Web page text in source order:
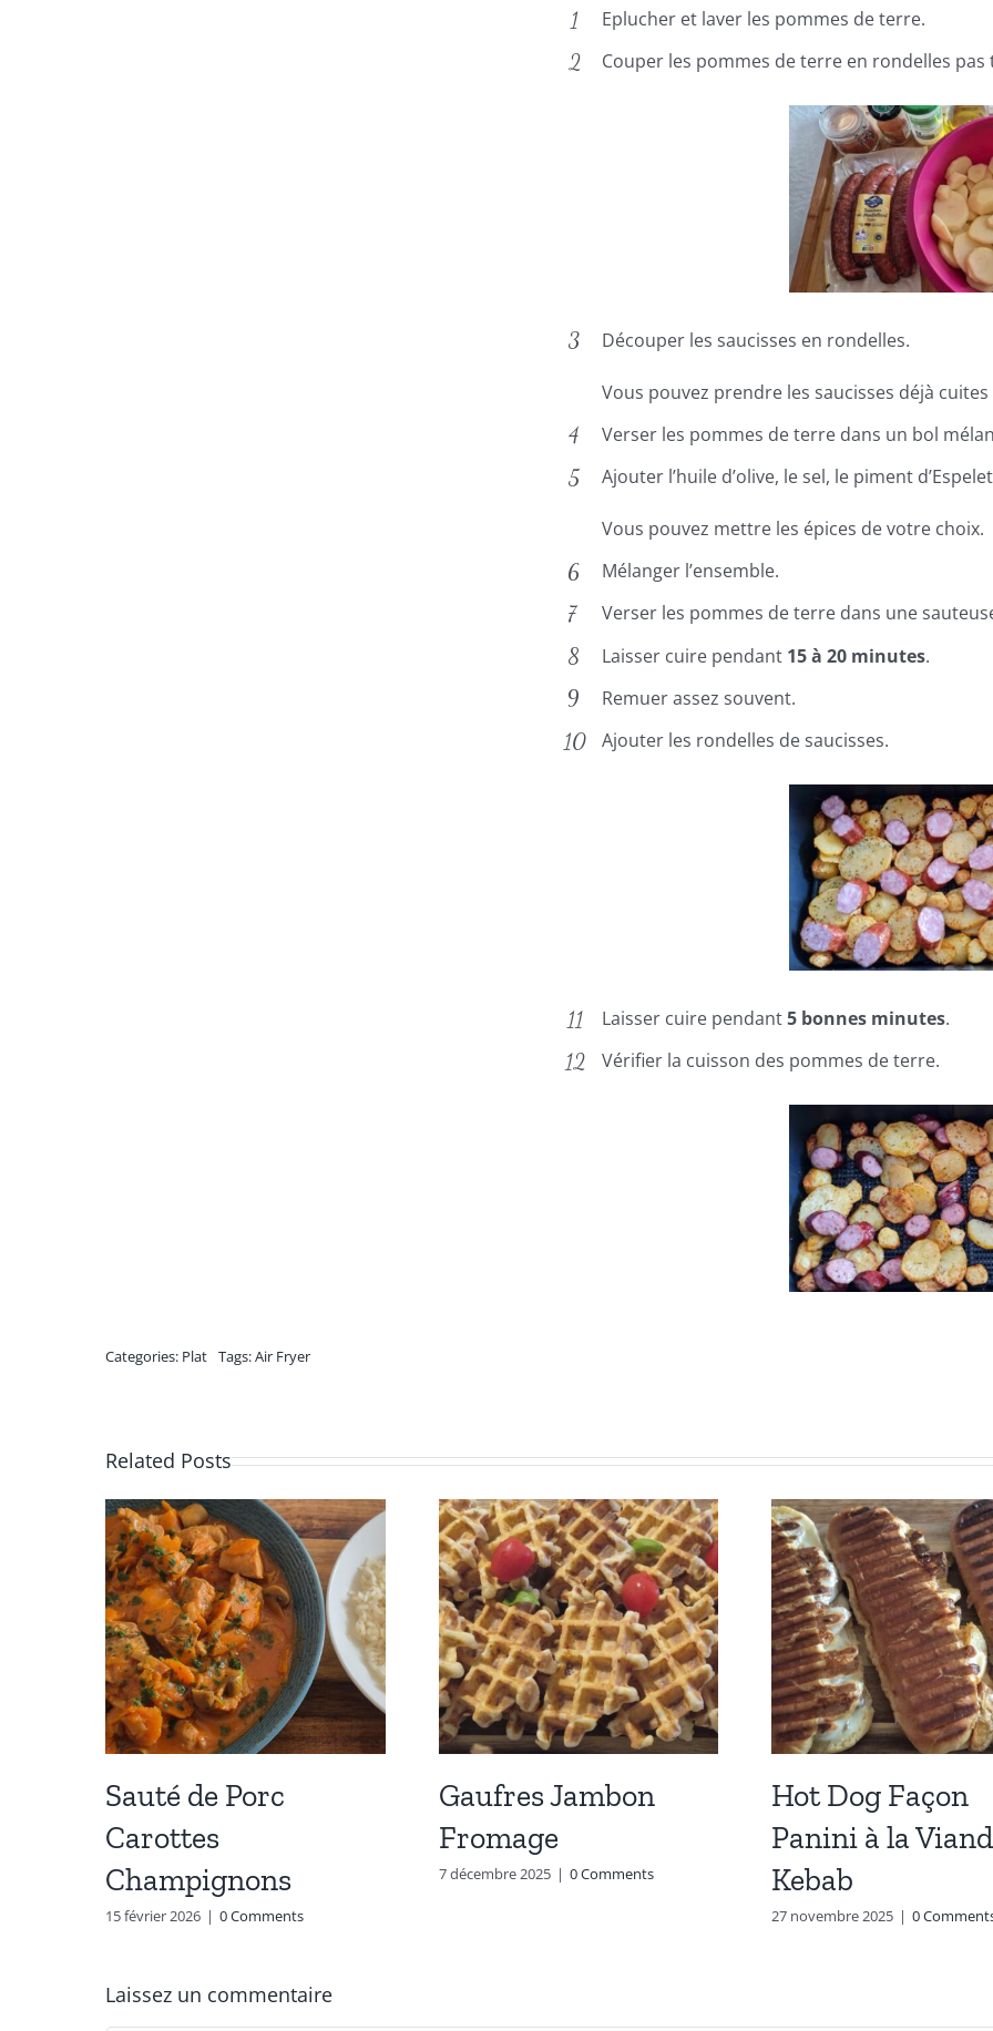
Eplucher et laver les pommes de terre.
Couper les pommes de terre en rondelles pas
Découper les saucisses en rondelles.
Vous pouvez prendre les saucisses déjà
Verser les pommes de terre dans un bol
Ajouter l’huile d’olive, le sel, le piment
Vous pouvez mettre les épices de votre choix.
Mélanger l’ensemble.
Verser les pommes de terre dans une
Laisser cuire pendant 15 à 20 minutes.
Remuer assez souvent.
Ajouter les rondelles de saucisses.
Laisser cuire pendant5 bonnes minutes.
Vérifier la cuisson des pommes de terre.
Categories: Plat Tags:Air Fryer
Related Posts
Sauté de Porc
Carottes
Champignons
15 février 2026 | 0 Comments
Gaufres Jambon
Fromage
7 décembre 2025 | 0 Comments
Hot Dog Façon
Panini à la
Kebab
27 novembre 2025 | 0
Laissez un commentaire